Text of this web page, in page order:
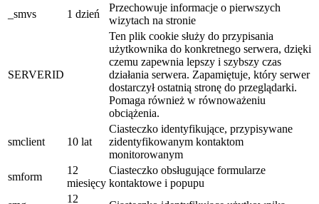
_smvs
1 dzień
Przechowuje informacje o pierwszych
wizytach na stronie
SERVERID
Ten plik cookie służy do przypisania
użytkownika do konkretnego serwera, dzięki
czemu zapewnia lepszy i szybszy czas
działania serwera. Zapamiętuje, który serwer
dostarczył ostatnią stronę do przeglądarki.
Pomaga również w równoważeniu
obciążenia.
smclient 10 lat
Ciasteczko identyfikujące, przypisywane
zidentyfikowanym kontaktom
monitorowanym
smform
12
miesięcy
Ciasteczko obsługujące formularze
kontaktowe i popupu
12